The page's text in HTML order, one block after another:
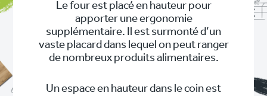
Le four est placé en hauteur pour
apporter une ergonomie
supplémentaire. Il est surmonté d’un
vaste placard dans lequel on peut ranger
de nombreux produits alimentaires.
Un espace en hauteur dans le coin est